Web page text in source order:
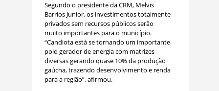
Segundo o presidente da CRM, Melvis
Barrios Junior, os investimentos totalmente
privados sem recursos públicos serão
muito importantes para o município.
“Candiota está se tornando um importante
polo gerador de energia com matrizes
diversas gerando quase 10% da produção
gaúcha, trazendo desenvolvimento e renda
para a região”, afirmou.